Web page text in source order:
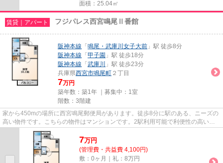
面積：25.04㎡
賃貸｜アパート フジパレス西宮鳴尾Ⅱ番館
阪神本線 「 鳴尾・武庫川女子大前 」駅 徒歩8分
阪神本線 「 甲子園 」駅 徒歩18分
阪神本線 「 武庫川
」駅 徒歩23分
兵庫県西宮市鳴尾町 ２丁目
7万円
築年数：築1年 ｜募集中： 1室
階数：3階建
家から450mの場所に西宮鳴尾郵便局があります。徒歩8分に駅のある、ニーズの
高い物件です。こちらの物件はマンションです。2駅利用可能で利便性の高い物
件です。当社スタッフが地域の...
7万円
(管理費・共益費 4,100円)
敷：0ヶ月｜礼：8万円